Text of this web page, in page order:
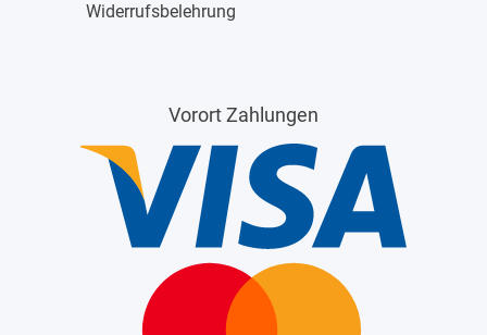
Widerrufsbelehrung
Vorort Zahlungen